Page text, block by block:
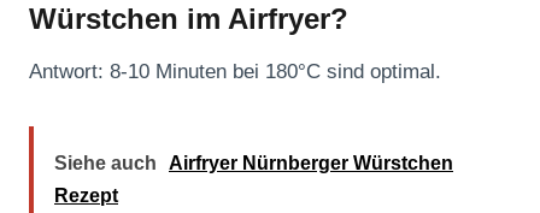
Würstchen im Airfryer?
Antwort: 8-10 Minuten bei 180°C sind optimal.
Siehe auch
Airfryer Nürnberger Würstchen
Rezept